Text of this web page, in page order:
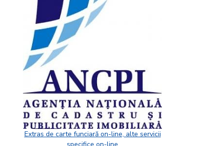
Extras de carte funciară on-line, alte servicii